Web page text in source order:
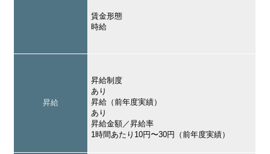
賃金形態
時給
昇給
昇給制度
あり
昇給（前年度実績）
あり
昇給金額／昇給率
1時間あたり10円〜30円（前年度実績）